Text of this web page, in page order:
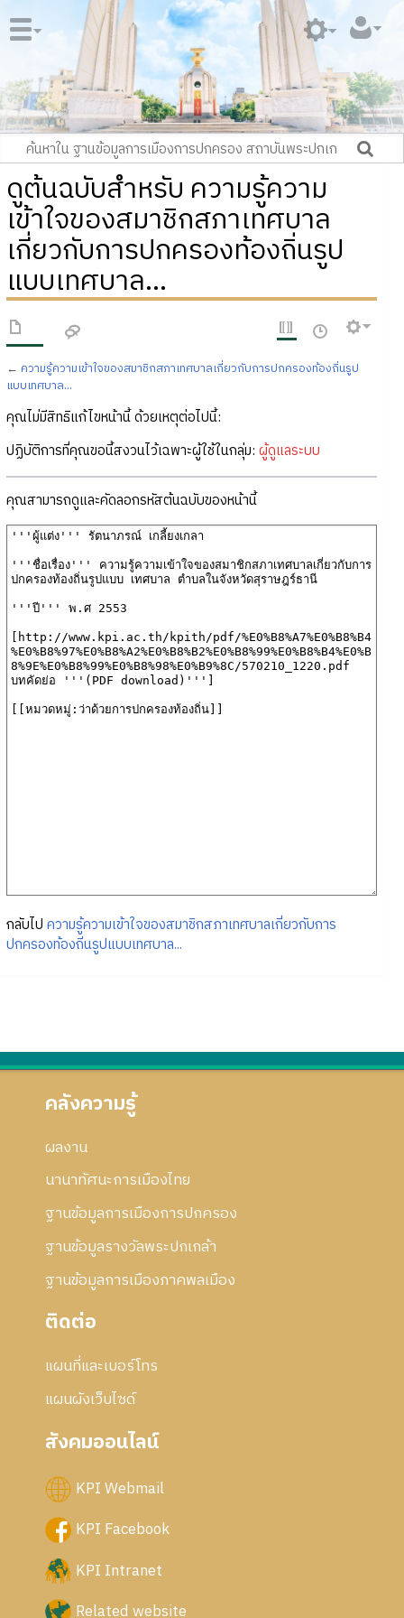
ดูต้นฉบับสำหรับ ความรู้ความ
เข้าใจของสมาชิกสภาเทศบาล
เกี่ยวกับการปกครองท้องถิ่นรูป
แบบเทศบาล...
← ความรู้ความเข้าใจของสมาชิกสภาเทศบาลเกี่ยวกับการปกครองท้องถิ่นรูป
แบบเทศบาล...
คุณไม่มีสิทธิแก้ไขหน้านี้ ด้วยเหตุต่อไปนี้:
ปฏิบัติการที่คุณขอนี้สงวนไว้เฉพาะผู้ใช้ในกลุ่ม: ผู้ดูแลระบบ
คุณสามารถดูและคัดลอกรหัสต้นฉบับของหน้านี้
กลับไป ความรู้ความเข้าใจของสมาชิกสภาเทศบาลเกี่ยวกับการ
ปกครองท้องถิ่นรูปแบบเทศบาล...
คลังความรู้
ผลงาน
นานาทัศนะการเมืองไทย
ฐานข้อมูลการเมืองการปกครอง
ฐานข้อมูลรางวัลพระปกเกล้า
ฐานข้อมูลการเมืองภาคพลเมือง
ติดต่อ
แผนที่และเบอร์โทร
แผนผังเว็บไซด์
สังคมออนไลน์
KPI Webmail
KPI Facebook
KPI Intranet
Related website